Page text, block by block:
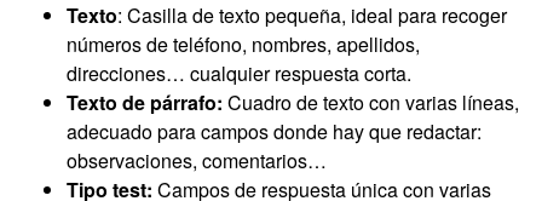
Texto: Casilla de texto pequeña, ideal para recoger
números de teléfono, nombres, apellidos,
direcciones… cualquier respuesta corta.
Texto de párrafo: Cuadro de texto con varias líneas,
adecuado para campos donde hay que redactar:
observaciones, comentarios…
Tipo test: Campos de respuesta única con varias